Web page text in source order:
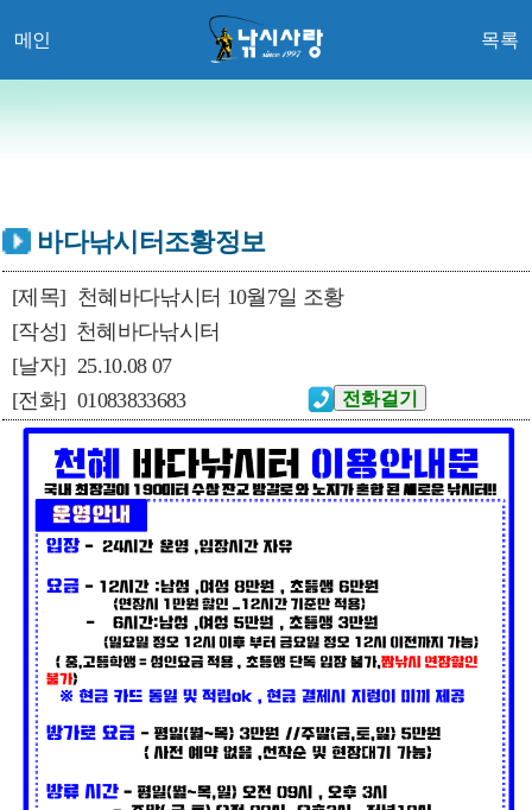
메인 목록
바다낚시터조황정보
[제목] 천혜바다낚시터 10월7일 조황
[작성] 천혜바다낚시터
[날자] 25.10.08 07
[전화] 01083833683